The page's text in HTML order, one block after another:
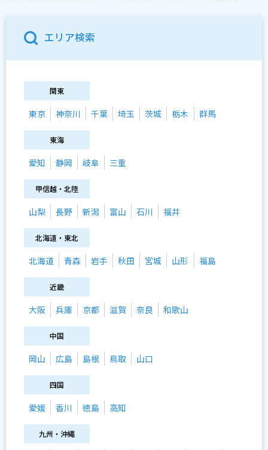
エリア検索
関東
東京 神奈川 千葉 埼玉 茨城 栃木 群馬
東海
愛知 静岡 岐阜 三重
甲信越・北陸
山梨 長野 新潟 富山 石川 福井
北海道・東北
北海道 青森 岩手 秋田 宮城 山形 福島
近畿
大阪 兵庫 京都 滋賀 奈良 和歌山
中国
岡山 広島 島根 鳥取 山口
四国
愛媛 香川 徳島 高知
九州・沖縄